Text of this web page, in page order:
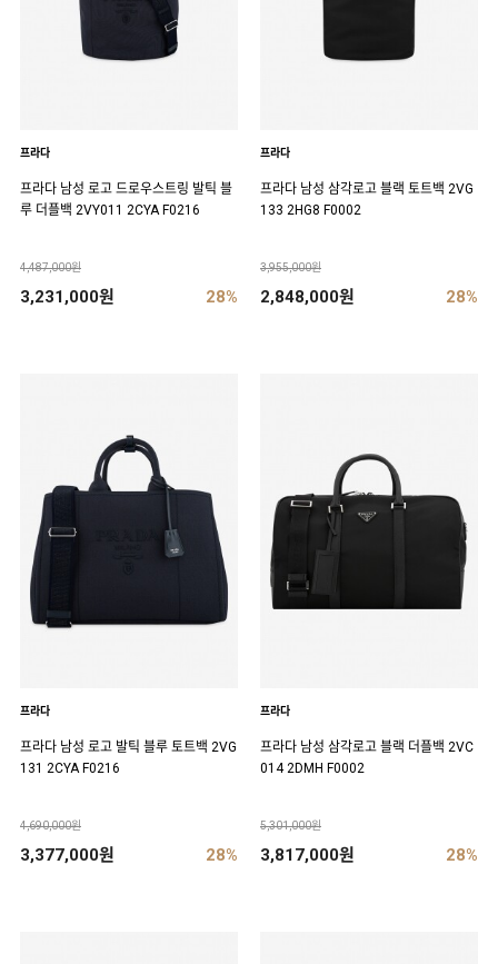
프라다
프라다 남성 로고 드로우스트링 발틱 블
루 더플백 2VY011 2CYA F0216
4,487,000원
3,231,000원 28%
프라다
프라다 남성 삼각로고 블랙 토트백 2VG
133 2HG8 F0002
3,955,000원
2,848,000원 28%
프라다
프라다 남성 로고 발틱 블루 토트백 2VG
131 2CYA F0216
4,690,000원
3,377,000원 28%
프라다
프라다 남성 삼각로고 블랙 더플백 2VC
014 2DMH F0002
5,301,000원
3,817,000원 28%